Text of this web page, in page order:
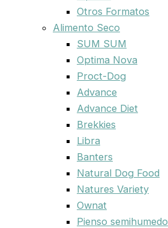
Otros Formatos
Alimento Seco
SUM SUM
Optima Nova
Proct-Dog
Advance
Advance Diet
Brekkies
Libra
Banters
Natural Dog Food
Natures Variety
Ownat
Pienso semihumedo